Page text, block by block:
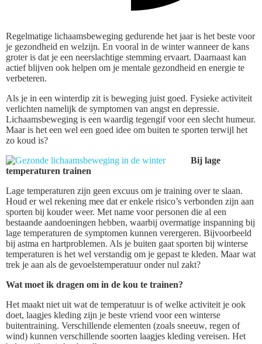
Regelmatige lichaamsbeweging gedurende het jaar is het beste voor
je gezondheid en welzijn. En vooral in de winter wanneer de kans
groter is dat je een neerslachtige stemming ervaart. Daarnaast kan
actief blijven ook helpen om je mentale gezondheid en energie te
verbeteren.
Als je in een winterdip zit is beweging juist goed. Fysieke activiteit
verlichten namelijk de symptomen van angst en depressie.
Lichaamsbeweging is een waardig tegengif voor een slecht humeur.
Maar is het een wel een goed idee om buiten te sporten terwijl het
zo koud is?
Bij lage
temperaturen trainen
Lage temperaturen zijn geen excuus om je training over te slaan.
Houd er wel rekening mee dat er enkele risico’s verbonden zijn aan
sporten bij kouder weer. Met name voor personen die al een
bestaande aandoeningen hebben, waarbij overmatige inspanning bij
lage temperaturen de symptomen kunnen verergeren. Bijvoorbeeld
bij astma en hartproblemen. Als je buiten gaat sporten bij winterse
temperaturen is het wel verstandig om je gepast te kleden. Maar wat
trek je aan als de gevoelstemperatuur onder nul zakt?
Wat moet ik dragen om in de kou te trainen?
Het maakt niet uit wat de temperatuur is of welke activiteit je ook
doet, laagjes kleding zijn je beste vriend voor een winterse
buitentraining. Verschillende elementen (zoals sneeuw, regen of
wind) kunnen verschillende soorten laagjes kleding vereisen. Het